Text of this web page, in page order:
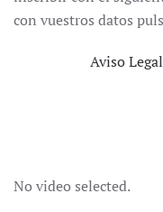
con vuestros datos
Aviso Legal
No video selected.